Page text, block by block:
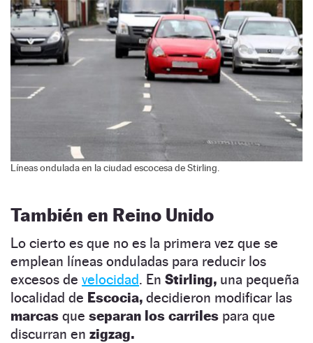
Líneas ondulada en la ciudad escocesa de Stirling.
También en Reino Unido
Lo cierto es que no es la primera vez que se
emplean líneas onduladas para reducir los
excesos de velocidad. En Stirling, una pequeña
localidad de Escocia, decidieron modificar las
marcas que separan los carriles para que
discurran en zigzag.